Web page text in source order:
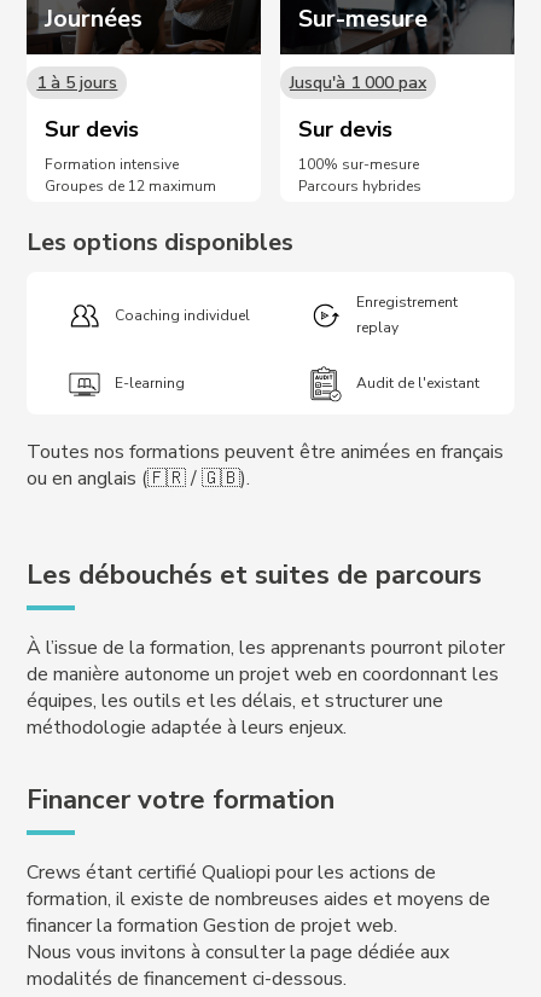
Journées
1 à 5 jours
Sur devis
Formation intensive
Groupes de 12 maximum
Sur-mesure
Jusqu'à 1 000 pax
Sur devis
100% sur-mesure
Parcours hybrides
Les options disponibles
Coaching individuel
Enregistrement
replay
E-learning Audit de l'existant
Toutes nos formations peuvent être animées en français
ou en anglais (🇫🇷 / 🇬🇧).
Les débouchés et suites de parcours
À l’issue de la formation, les apprenants pourront piloter
de manière autonome un projet web en coordonnant les
équipes, les outils et les délais, et structurer une
méthodologie adaptée à leurs enjeux.
Financer votre formation
Crews étant certifié Qualiopi pour les actions de
formation, il existe de nombreuses aides et moyens de
financer la formation Gestion de projet web.
Nous vous invitons à consulter la page dédiée aux
modalités de financement ci-dessous.